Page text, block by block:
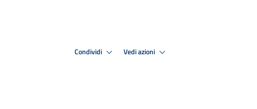
Condividi Vedi azioni